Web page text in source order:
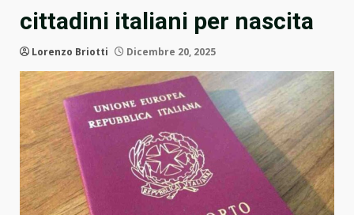
cittadini italiani per nascita
Lorenzo Briotti Dicembre 20, 2025